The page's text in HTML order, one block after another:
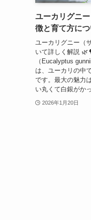
ユーカリグニ
徴と育て方に
ユーカリグニー（
いて詳しく解説
（Eucalyptus
は、ユーカリの中
です。最大の魅力
い丸くて白銀がか
2026年1月20日